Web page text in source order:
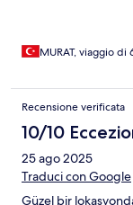
MURAT, viaggio di
Recensione verificata
10/10
25 ago 2025
Traduci con Google
Güzel bir